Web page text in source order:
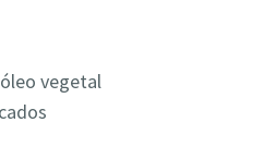
vegetal